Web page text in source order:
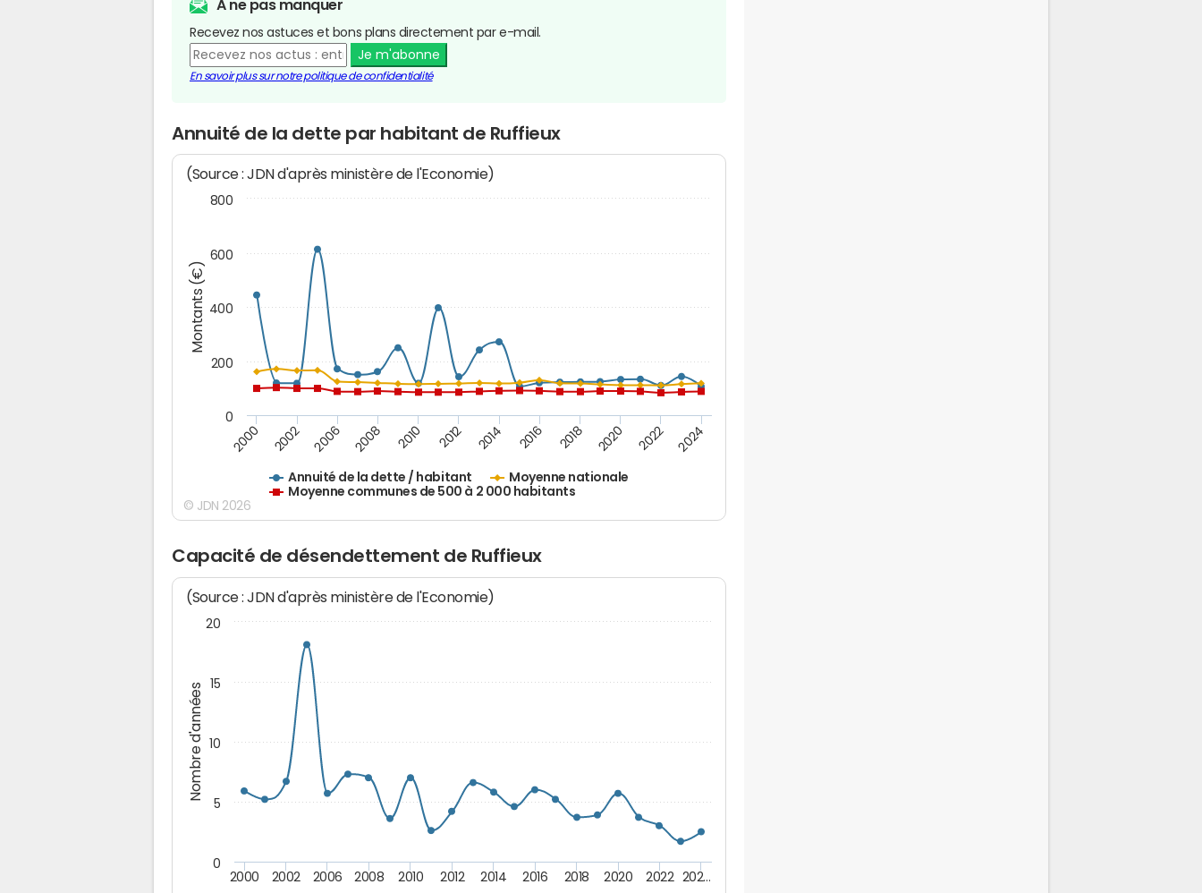
A ne pas manquer
Recevez nos astuces et bons plans directement par e-mail.
Je m'abonne
En savoir plus sur notre politique de confidentialité
Annuité de la dette par habitant de Ruffieux
Montants (€)
(Source : JDN d'après ministère de l'Economie)
Annuité de la dette / habitant
Moyenne nationale
Moyenne communes de 500 à 2 000 habitants
2000 2002 2006 2008 2010 2012 2014 2016 2018 2020 2022 2024
0
200
400
600
800
© JDN 2026
Capacité de désendettement de Ruffieux
Nombre d'années
(Source : JDN d'après ministère de l'Economie)
2000 2002 2006 2008 2010 2012 2014 2016 2018 2020 2022 202…
0
5
10
15
20